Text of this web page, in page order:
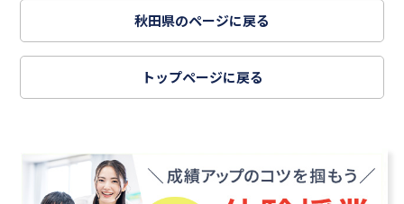
秋田県のページに戻る
トップページに戻る